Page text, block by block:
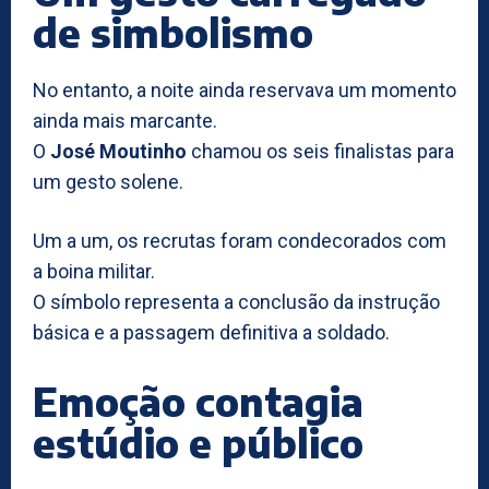
de simbolismo
No entanto, a noite ainda reservava um momento
ainda mais marcante.
O José Moutinho chamou os seis finalistas para
um gesto solene.
Um a um, os recrutas foram condecorados com
a boina militar.
O símbolo representa a conclusão da instrução
básica e a passagem definitiva a soldado.
Emoção contagia
estúdio e público